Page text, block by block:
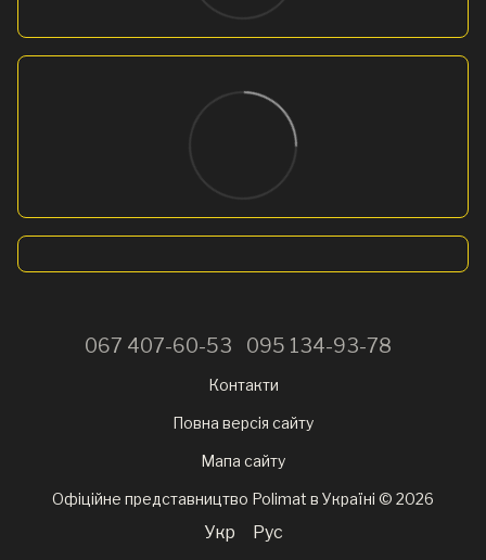
067 407-60-53 095 134-93-78
Контакти
Повна версія сайту
Мапа сайту
Офіційне представництво Polimat в Україні © 2026
Укр Рус